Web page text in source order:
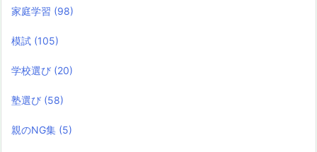
家庭学習 (98)
模試 (105)
学校選び (20)
塾選び (58)
親のNG集 (5)